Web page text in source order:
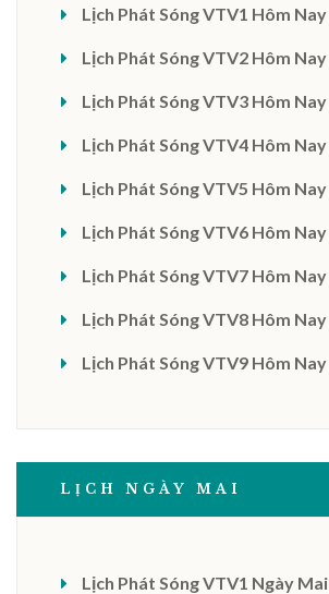
Lịch Phát Sóng VTV1 Hôm Nay
Lịch Phát Sóng VTV2 Hôm Nay
Lịch Phát Sóng VTV3 Hôm Nay
Lịch Phát Sóng VTV4 Hôm Nay
Lịch Phát Sóng VTV5 Hôm Nay
Lịch Phát Sóng VTV6 Hôm Nay
Lịch Phát Sóng VTV7 Hôm Nay
Lịch Phát Sóng VTV8 Hôm Nay
Lịch Phát Sóng VTV9 Hôm Nay
LỊCH NGÀY MAI
Lịch Phát Sóng VTV1 Ngày Mai